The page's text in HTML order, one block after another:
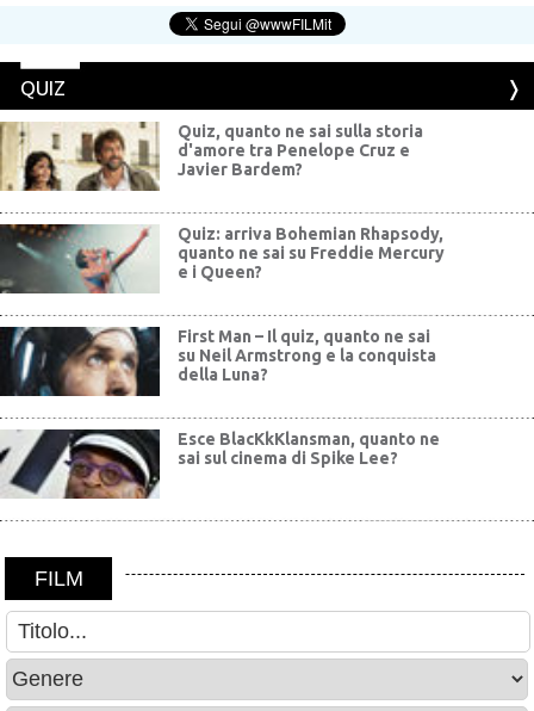
QUIZ
Quiz, quanto ne sai sulla storia
d'amore tra Penelope Cruz e
Javier Bardem?
Quiz: arriva Bohemian Rhapsody,
quanto ne sai su Freddie Mercury
e i Queen?
First Man – Il quiz, quanto ne sai
su Neil Armstrong e la conquista
della Luna?
Esce BlacKkKlansman, quanto ne
sai sul cinema di Spike Lee?